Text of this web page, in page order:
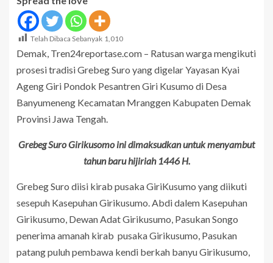
Telah Dibaca Sebanyak 1,010
Demak, Tren24reportase.com – Ratusan warga mengikuti
prosesi tradisi Grebeg Suro yang digelar Yayasan Kyai
Ageng Giri Pondok Pesantren Giri Kusumo di Desa
Banyumeneng Kecamatan Mranggen Kabupaten Demak
Provinsi Jawa Tengah.
Grebeg Suro Girikusomo ini dimaksudkan untuk menyambut
tahun baru hijiriah 1446 H.
Grebeg Suro diisi kirab pusaka GiriKusumo yang diikuti
sesepuh Kasepuhan Girikusumo. Abdi dalem Kasepuhan
Girikusumo, Dewan Adat Girikusumo, Pasukan Songo
penerima amanah kirab pusaka Girikusumo, Pasukan
patang puluh pembawa kendi berkah banyu Girikusumo,